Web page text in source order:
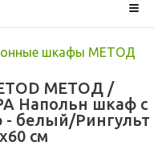
шкафы МЕТОД
МЕТОД /
Напольн шкаф с
белый/Рингульт
см